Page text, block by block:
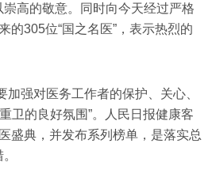
高的敬意。同时向今天经过严格
的305位“国之名医”，表示热烈的
加强对医务工作者的保护、关心、
卫的良好氛围”。人民日报健康客
盛典，并发布系列榜单，是落实总